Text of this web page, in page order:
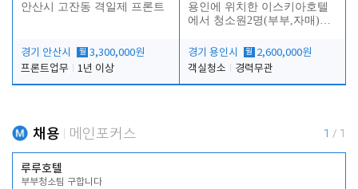
안산시 고잔동 격일제 프론트
경기 안산시 월 3,300,000원
프론트업무
1년 이상
용인에 위치한 이스키아호텔
에서 청소원2명(부부,자매)을
경기 용인시
월 2,600,000원
객실청소
경력무관
채용 메인포커스 1 / 1
루루호텔
부부청소팀 구합니다